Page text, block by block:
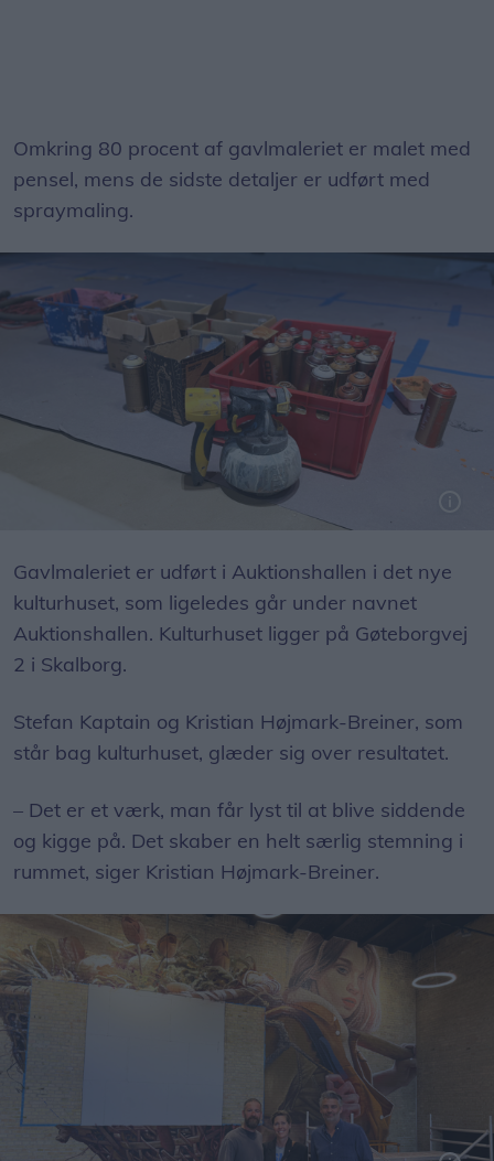
Omkring 80 procent af gavlmaleriet er malet med
pensel, mens de sidste detaljer er udført med
spraymaling.
Gavlmaleriet er udført i Auktionshallen i det nye
kulturhuset, som ligeledes går under navnet
Auktionshallen. Kulturhuset ligger på Gøteborgvej
2 i Skalborg.
Stefan Kaptain og Kristian Højmark-Breiner, som
står bag kulturhuset, glæder sig over resultatet.
– Det er et værk, man får lyst til at blive siddende
og kigge på. Det skaber en helt særlig stemning i
rummet, siger Kristian Højmark-Breiner.